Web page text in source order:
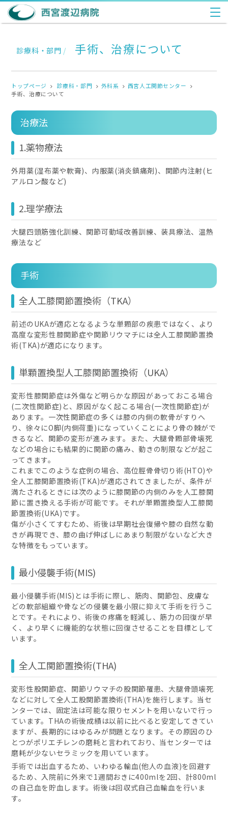
診療科・部門 / 手術、治療について
トップページ 診療科・部門 外科系
西宮人工関節センター
手術、治療について
治療法
1.薬物療法
外用薬(湿布薬や軟膏)、内服薬(消炎鎮痛剤)、関節内注射(ヒ
アルロン酸など)
2.理学療法
大腿四頭筋強化訓練、関節可動域改善訓練、装具療法、温熱
療法など
手術
全人工膝関節置換術（TKA）
前述のUKAが適応となるような単顆部の疾患ではなく、より
高度な変形性膝関節症や関節リウマチには全人工膝関節置換
術(TKA)が適応になります。
単顆置換型人工膝関節置換術（UKA）
変形性膝関節症は外傷など明らかな原因があっておこる場合
(二次性関節症)と、原因がなく起こる場合(一次性関節症)が
あります。一次性関節症の多くは膝の内側の軟骨がすりへ
り、徐々にO脚(内側荷重)になっていくことにより骨の棘がで
きるなど、関節の変形が進みます。また、大腿骨顆部骨壊死
などの場合にも結果的に関節の痛み、動きの制限などが起こ
ってきます。
これまでこのような症例の場合、高位脛骨骨切り術(HTO)や
全人工膝関節置換術(TKA)が適応されてきましたが、条件が
満たされるときには次のように膝関節の内側のみを人工膝関
節に置き換える手術が可能です。それが単顆置換型人工膝関
節置換術(UKA)です。
傷が小さくてすむため、術後は早期社会復帰や膝の自然な動
きが再現でき、膝の曲げ伸ばしにあまり制限がないなど大き
な特徴をもっています。
最小侵襲手術(MIS)
最小侵襲手術(MIS)とは手術に際し、筋肉、関節包、皮膚な
どの軟部組織や骨などの侵襲を最小限に抑えて手術を行うこ
とです。それにより、術後の疼痛を軽減し、筋力の回復が早
く、より早くに機能的な状態に回復させることを目標として
います。
全人工関節置換術(THA)
変形性股関節症、関節リウマチの股関節罹患、大腿骨頭壊死
などに対して全人工股関節置換術(THA)を施行します。当セ
ンターでは、固定法は可能な限りセメントを用いないで行っ
ています。THAの術後成績は以前に比べると安定してきてい
ますが、長期的にはゆるみが問題となります。その原因のひ
とつがポリエチレンの磨耗と言われており、当センターでは
磨耗が少ないセラミックを用いています。
手術では出血するため、いわゆる輸血(他人の血液)を回避す
るため、入院前に外来で1週間おきに400mlを2回、計800ml
の自己血を貯血します。術後は回収式自己血輸血を行いま
す。